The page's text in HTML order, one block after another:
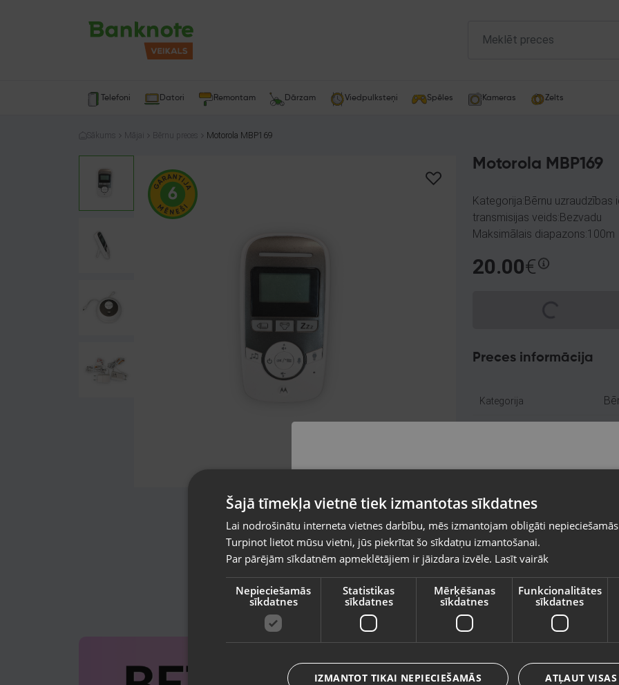
Telefoni Datori Remontam Dārzam Viedpulksteņi Spēles Kameras Zelts
Sākums Mājai Bērnu preces Motorola MBP169
Motorola MBP169
Kategorija:Bērnu uzraudzības
transmisijas veids:Bezvadu
Maksimālais diapazons:100m
20.00€
Spinning
Preces informācija
Kategorija
Komplektācija
Piegādes veidi
valsti
Vietnes saturs būs attēlots izvēlētajā valodā
Valsts
Valoda
Latviešu / Latvian
Šajā tīmekļa vietnē tiek izmantotas sīkdatnes
Lai nodrošinātu interneta vietnes darbību, mēs izmantojam obligāti
Turpinot lietot mūsu vietni, jūs piekrītat šo sīkdatņu izmantošanai.
Par pārējām sīkdatnēm apmeklētājiem ir jāizdara izvēle. Lasīt vairāk
Nepieciešamās
sīkdatnes
Statistikas
sīkdatnes
Mērķēšanas
sīkdatnes
Funkcionalitātes
sīkdatnes
ATĻAUT
IZMANTOT TIKAI NEPIECIEŠAMĀS